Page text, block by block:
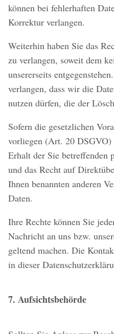
können bei fehlerhaften
Korrektur verlangen.
Weiterhin haben Sie das
zu verlangen, soweit dem
unsererseits
verlangen, dass wir die
nutzen dürfen, die der
Sofern die gesetzlichen
vorliegen (Art. 20 DSGVO)
Erhalt der Sie betreffenden
und das Recht auf
Ihnen benannten anderen
Daten.
Ihre Rechte können Sie
Nachricht an uns bzw.
geltend machen. Die
in dieser
7. Aufsichtsbehörde